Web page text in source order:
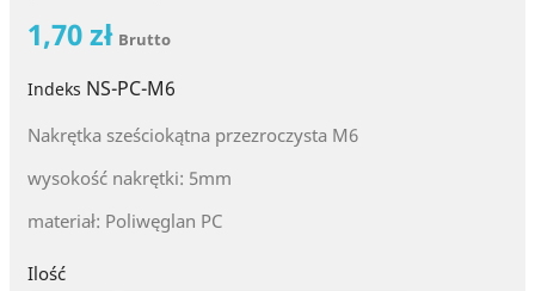
1,70 zł Brutto
Indeks NS-PC-M6
Nakrętka sześciokątna przezroczysta M6
wysokość nakrętki: 5mm
materiał: Poliwęglan PC
Ilość